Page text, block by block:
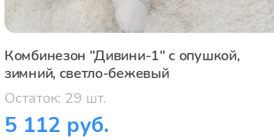
Комбинезон "Дивини-1" с опушкой,
зимний, светло-бежевый
Остаток: 29 шт.
5 112 руб.